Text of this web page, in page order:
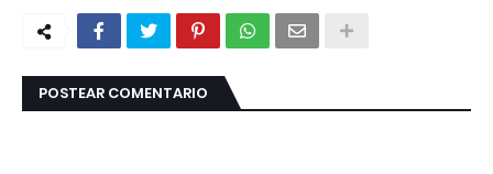
POSTEAR COMENTARIO